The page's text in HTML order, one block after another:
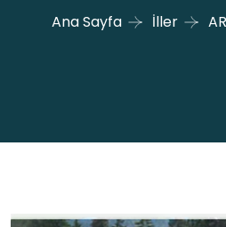
Ana Sayfa İller